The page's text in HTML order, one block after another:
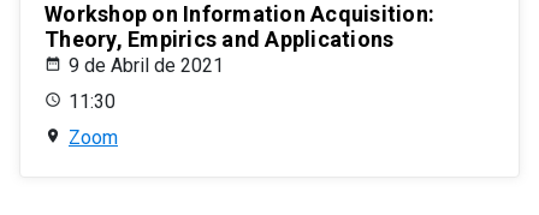
Workshop on Information Acquisition:
Theory, Empirics and Applications
9 de Abril de 2021
11:30
Zoom